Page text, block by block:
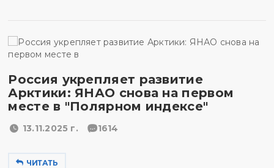
Россия укрепляет развитие
Арктики: ЯНАО снова на первом
месте в "Полярном индексе"
13.11.2025 г. 1614
ЧИТАТЬ